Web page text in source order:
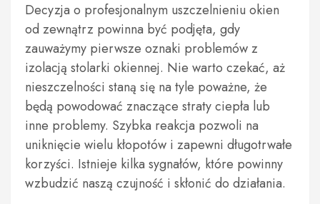
Decyzja o profesjonalnym uszczelnieniu okien
od zewnątrz powinna być podjęta, gdy
zauważymy pierwsze oznaki problemów z
izolacją stolarki okiennej. Nie warto czekać, aż
nieszczelności staną się na tyle poważne, że
będą powodować znaczące straty ciepła lub
inne problemy. Szybka reakcja pozwoli na
uniknięcie wielu kłopotów i zapewni długotrwałe
korzyści. Istnieje kilka sygnałów, które powinny
wzbudzić naszą czujność i skłonić do działania.